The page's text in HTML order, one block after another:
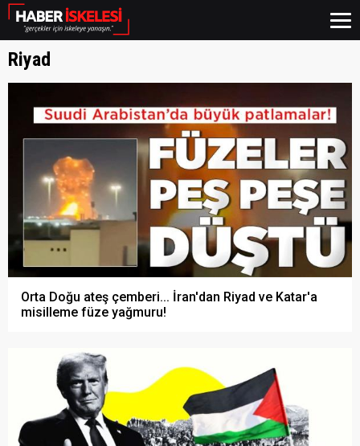
Riyad
Orta Doğu ateş çemberi... İran'dan Riyad ve Katar'a
misilleme füze yağmuru!